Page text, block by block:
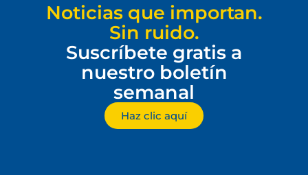
Noticias que importan.
Sin ruido.
Suscríbete gratis a
nuestro boletín
semanal
Haz clic aquí